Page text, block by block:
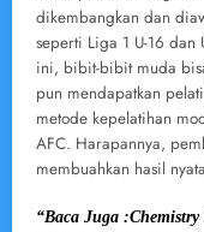
dikembangkan dan
seperti Liga 1 U-16 dan
ini, bibit-bibit muda
pun mendapatkan
metode kepelatihan
AFC. Harapannya,
membuahkan hasil
“Baca Juga